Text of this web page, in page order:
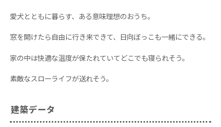
愛犬とともに暮らす、ある意味理想のおうち。
窓を開けたら自由に行き来できて、日向ぼっこも一緒にできる。
家の中は快適な温度が保たれていてどこでも寝られそう。
素敵なスローライフが送れそう。
建築データ